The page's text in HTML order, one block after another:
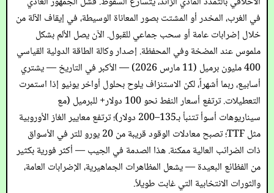
في الغرب، المخدر أو المشتت بصور المعاناة الوسيطة، في إيقاف الآلة من
خلال إضرابات عامة أو سحب جماعي للقبول. الآن يصل الألم بشكل
ملموس عند المضخة وفي المحفظة. إصدار وكالة الطاقة الدولية القياسي
400 مليون برميل (11 مارس 2026) — الأكبر في التاريخ — يشتري
أسابيع، ربما أشهراً، لكن الاستنزاف يلوح بحلول أواخر يونيو إذا استمرت
التعطيلات. ترتفع أسعار النفط نحو 100 دولار+ للبرميل (مع
سيناريوهات أسوأ تتنبأ بـ135–200 دولار)؛ ترتفع معايير الغاز الأوروبية
مثل TTF؛ تصبح معادلات الوقود قريبة من 20 يورو للتر في الأسواق
ذات الضرائب العالية ممكنة. هذا الصدمة في الجيب — أكثر فورية بكثير
من الفظائع البعيدة — يشعل المظاهرات الجماهيرية، الإضرابات العامة،
والثورات الانتخابية التي غابت طويلاً.